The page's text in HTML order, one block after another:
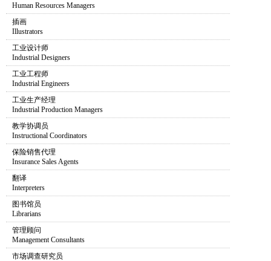
Human Resources Managers
插画
Illustrators
工业设计师
Industrial Designers
工业工程师
Industrial Engineers
工业生产经理
Industrial Production Managers
教学协调员
Instructional Coordinators
保险销售代理
Insurance Sales Agents
翻译
Interpreters
图书馆员
Librarians
管理顾问
Management Consultants
市场调查研究员